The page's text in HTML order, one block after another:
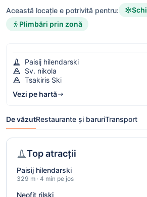
Această locație e potrivită pentru:
Schi
Plimbări prin zonă
Paisij hilendarski
Sv. nikola
Tsakiris Ski
Vezi pe hartă
De văzutRestaurante și baruriTransport
Top atracții
Paisij hilendarski
329 m · 4 min pe jos
Neofit rilski